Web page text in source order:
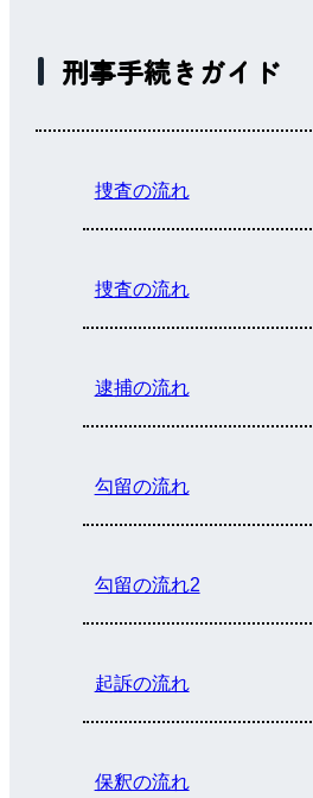
刑事手続きガイド
捜査の流れ
捜査の流れ
逮捕の流れ
勾留の流れ
勾留の流れ2
起訴の流れ
保釈の流れ